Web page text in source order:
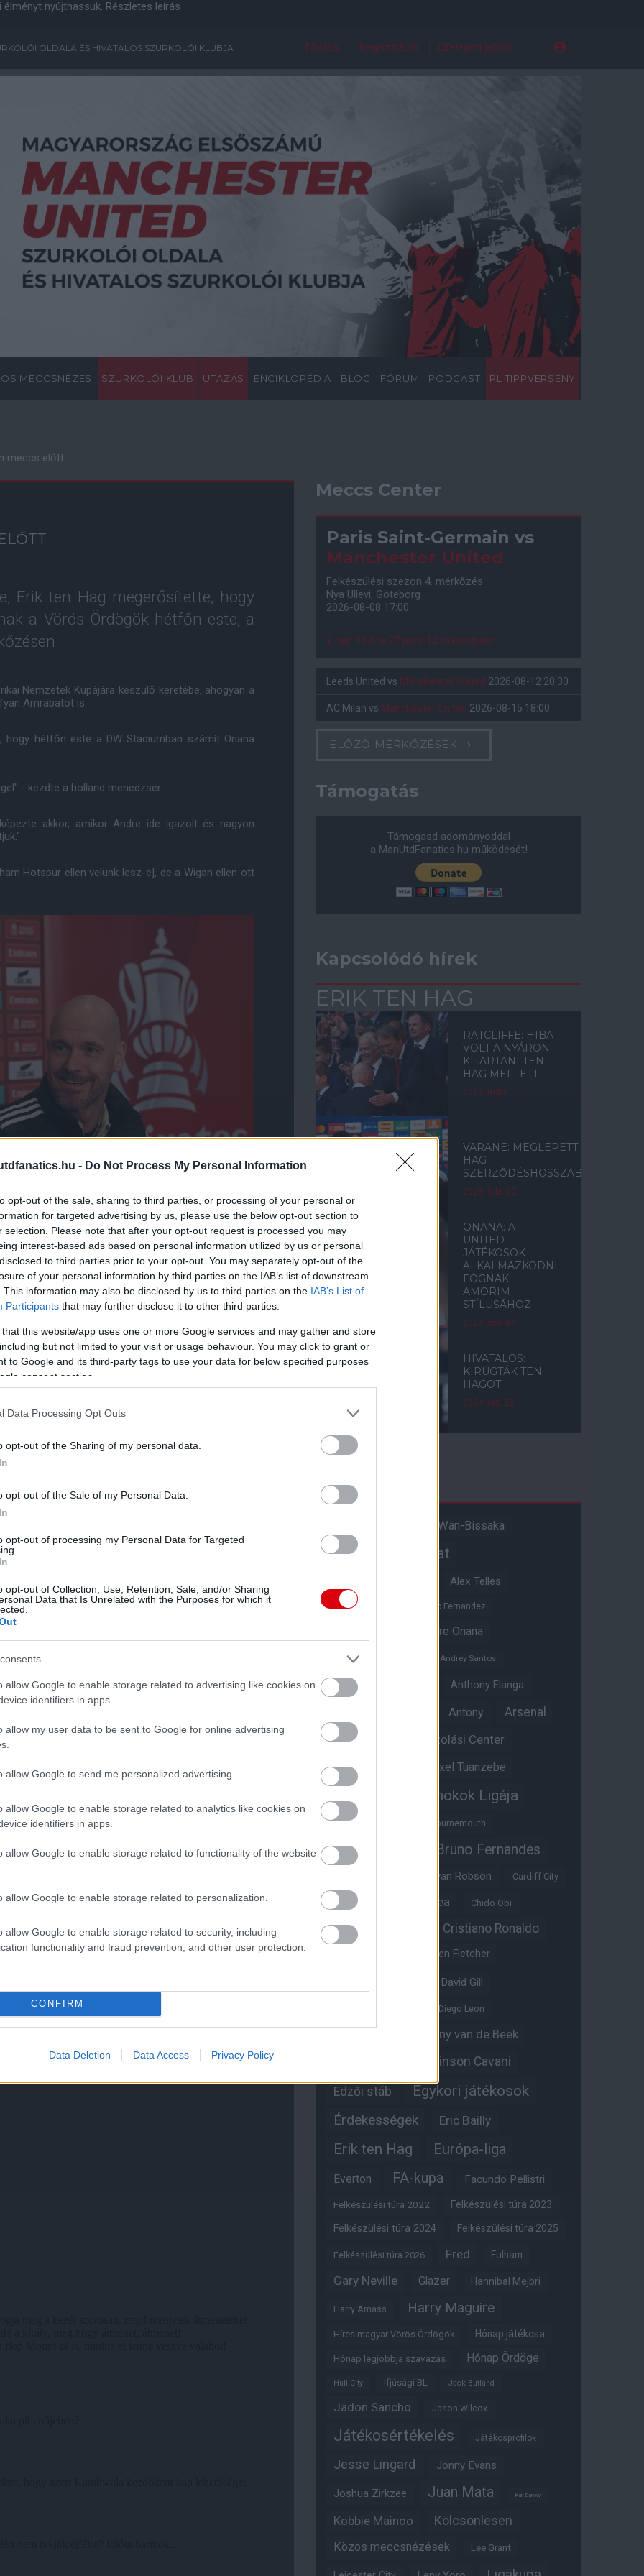
- Do Not Process My Personal Information
opt-out of the sale, sharing to third parties, or processing of your personal or
for targeted advertising by us, please use the below opt-out section to
selection. Please note that after your opt-out request is processed you may
interest-based ads based on personal information utilized by us or personal
to third parties prior to your opt-out. You may separately opt-out of the
of your personal information by third parties on the IAB’s list of downstream
This information may also be disclosed by us to third parties on the IAB’s List of
Participants that may further disclose it to other third parties.
that this website/app uses one or more Google services and may gather and store
but not limited to your visit or usage behaviour. You may click to grant or
to Google and its third-party tags to use your data for below specified purposes
consent section.
Data Processing Opt Outs
opt-out of the Sharing of my personal data.
opt-out of the Sale of my Personal Data.
opt-out of processing my Personal Data for Targeted
opt-out of Collection, Use, Retention, Sale, and/or Sharing
Data that Is Unrelated with the Purposes for which it
allow Google to enable storage related to advertising like cookies on
identifiers in apps.
allow my user data to be sent to Google for online advertising
allow Google to send me personalized advertising.
allow Google to enable storage related to analytics like cookies on
identifiers in apps.
allow Google to enable storage related to functionality of the website
allow Google to enable storage related to personalization.
allow Google to enable storage related to security, including
functionality and fraud prevention, and other user protection.
CONFIRM
Data Deletion Data Access Privacy Policy
nyújthassuk. Részletes leírás
OLDALA ÉS HIVATALOS SZURKOLÓI KLUBJA Főoldal Regisztráció Elfelejtett jelszó
MECCSNÉZÉS SZURKOLÓI KLUB UTAZÁS ENCIKLOPÉDIA BLOG FÓRUM PODCAST PL TIPPVERSENY
meccs előtt
Erik ten Hag megerősítette, hogy
a Vörös Ördögök hétfőn este, a
Nemzetek Kupájára készülő keretébe, ahogyan a
Amrabatot is.
hétfőn este a DW Stadiumban számít Onana
- kezdte a holland menedzser.
akkor, amikor Andre ide igazolt és nagyon
Hotspur ellen velünk lesz-e], de a Wigan ellen ott
is lencsevégre kapták, amint megkezdték
Amad a Nottingham Forest elleni vesztes bajnokin
súlyos sérülése óta.
hogy Harry Maguire, Tyrell Malacia és
bizonyos pontján, míg Luke Shaw, Anthony Martial
kényszerültek.
Hojlund sem, míg Sergio Reguilon kölcsönből
mint a Nottingham Forest ellen" -
és iOS-re!
működését!
UNITED
Meccs Center
Paris Saint-Germain vs
Manchester United
Felkészülési szezon 4. mérkőzés
Nya Ullevi, Göteborg
2026-08-08 17:00
2 nap 13 óra 27 perc 11 másodperc
Leeds United vs Manchester United 2026-08-12 20:30
AC Milan vs Manchester United 2026-08-15 18:00
ELŐZŐ MÉRKŐZÉSEK
Támogatás
Támogasd adományoddal
a ManUtdFanatics.hu működését!
Kapcsolódó hírek
ERIK TEN HAG
RATCLIFFE: HIBA
VOLT A NYÁRON
KITARTANI TEN
HAG MELLETT
2025. márc. 11.
VARANE: MEGLEPETT TEN
HAG
SZERZŐDÉSHOSSZABBÍTÁSA
2025. febr. 20.
ONANA: A
UNITED
JÁTÉKOSOK
ALKALMAZKODNI
FOGNAK
AMORIM
STÍLUSÁHOZ
2024. nov. 07.
HIVATALOS:
KIRÚGTÁK TEN
HAGOT
2024. okt. 28.
Aaron Wan-Bissaka
Akadémiai csapat
Alex Telles
Altay Bayindir Alvaro Fernandez
Andre Onana
Andreas Pereira
Andrey Santos
Angol válogatott Anthony Elanga
Antony Arsenal
Aston Villa Átigazolási Center
Átigazolások Axel Tuanzebe
Bajnokok Ligája
Benjamin Sesko Bournemouth
Brandon Williams Bruno Fernandes
Bryan Robson Cardiff City
Casemiro Chelsea Chido Obi
Christian Eriksen Cristiano Ronaldo
Darren Fletcher
David Gill
Diego Leon
Donny van de Beek
Edinson Cavani
Edzői stáb Egykori játékosok
Érdekességek Eric Bailly
Erik ten Hag Európa-liga
Everton FA-kupa Facundo Pellistri
Felkészülési túra 2022 Felkészülési túra 2023
Felkészülési túra 2024 Felkészülési túra 2025
Felkészülési túra 2026 Fred Fulham
Gary Neville Glazer Hannibal Mejbri
Harry Amass Harry Maguire
Híres magyar Vörös Ördögök Hónap játékosa
Hónap legjobbja szavazás Hónap Ördöge
Hull City Ifjúsági BL Jack Butland
Jadon Sancho Jason Wilcox
Játékosértékelés Játékosprofilok
Jesse Lingard Jonny Evans
Joshua Zirkzee Juan Mata Karl Darlow
Kobbie Mainoo Kölcsönlesen
Közös meccsnézések Lee Grant